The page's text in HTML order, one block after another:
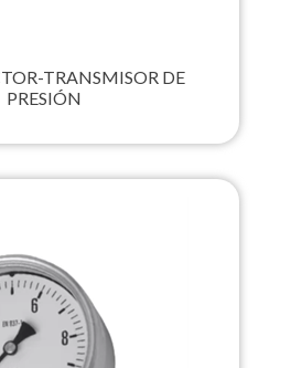
TRANSMISOR DE
PRESIÓN